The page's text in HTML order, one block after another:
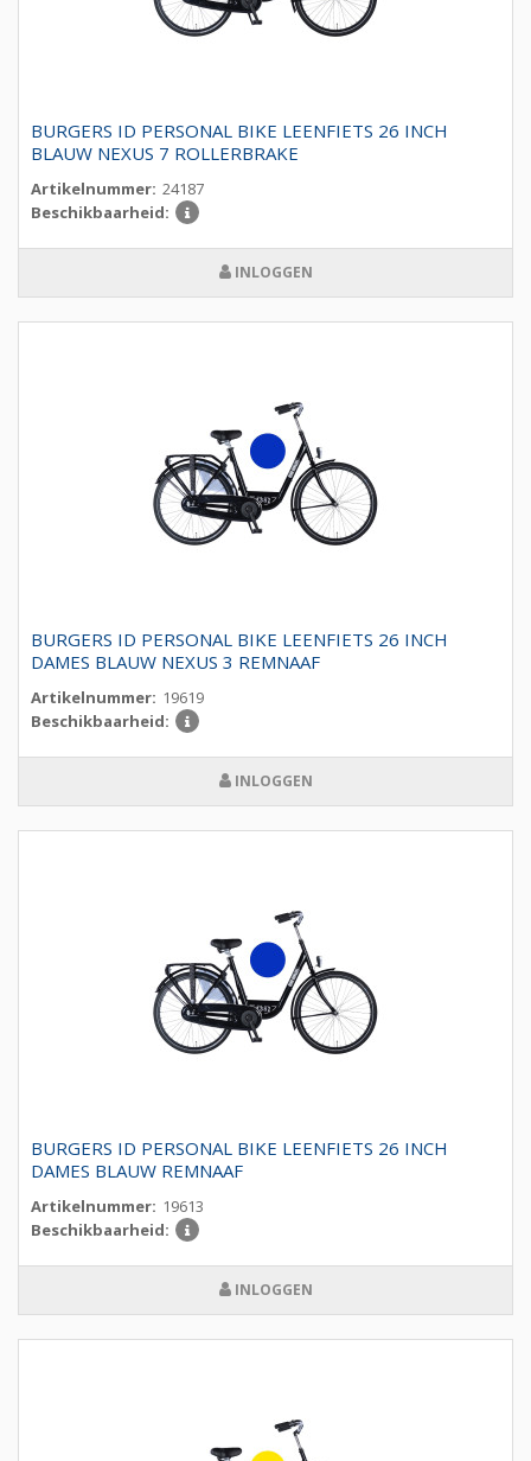
BURGERS ID PERSONAL BIKE LEENFIETS 26 INCH
BLAUW NEXUS 7 ROLLERBRAKE
Artikelnummer: 24187
Beschikbaarheid:
INLOGGEN
BURGERS ID PERSONAL BIKE LEENFIETS 26 INCH
DAMES BLAUW NEXUS 3 REMNAAF
Artikelnummer: 19619
Beschikbaarheid:
INLOGGEN
BURGERS ID PERSONAL BIKE LEENFIETS 26 INCH
DAMES BLAUW REMNAAF
Artikelnummer: 19613
Beschikbaarheid:
INLOGGEN